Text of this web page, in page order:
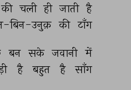
की चली ही जाती है
बिन-उनुक़ की टाँग
बन सके जवानी में
है बहुत है साँग